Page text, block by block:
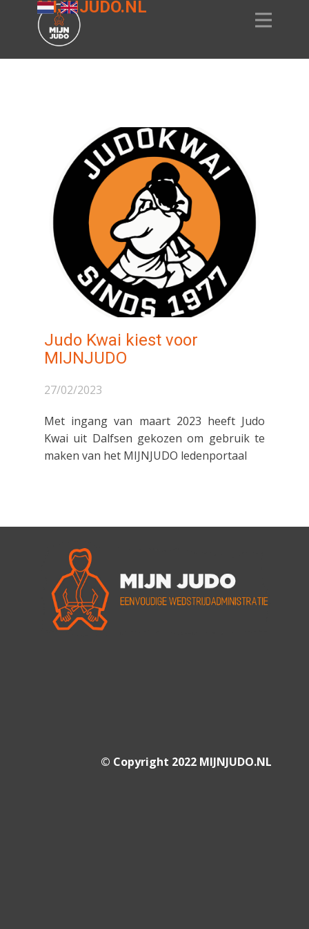
MIJNJUDO.NL
Judo Kwai kiest voor
MIJNJUDO
27/02/2023
Met ingang van maart 2023 heeft Judo
Kwai uit Dalfsen gekozen om gebruik te
maken van het MIJNJUDO ledenportaal
© Copyright 2022 MIJNJUDO.NL